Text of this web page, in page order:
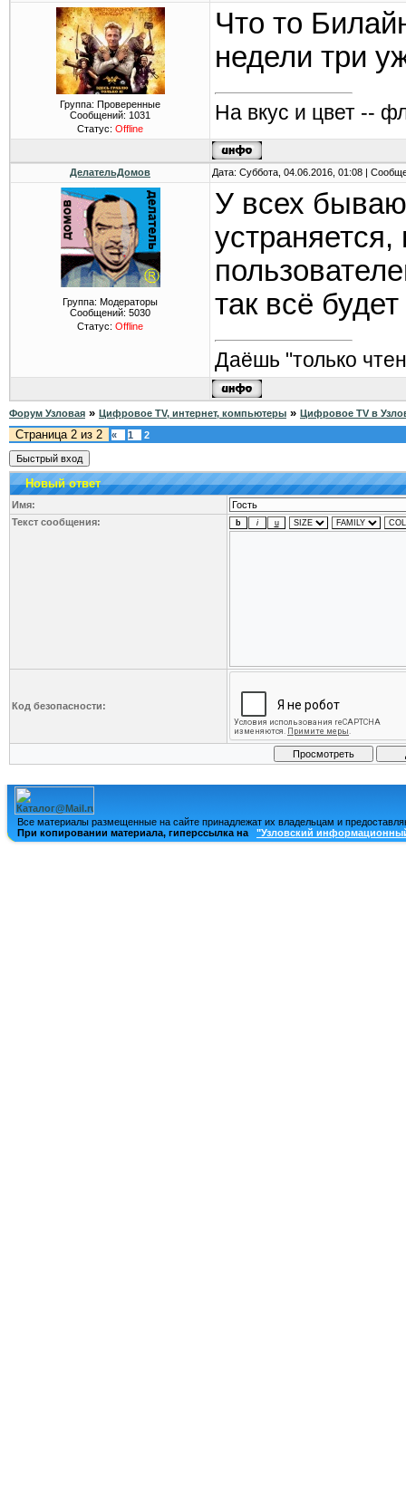
Группа: Проверенные
Сообщений: 1031
Статус: Offline
Что то
недели три
На вкус и цвет --
ДелательДомов Дата: Суббота, 04.06.2016, 01:08 |
Группа: Модераторы
Сообщений: 5030
Статус: Offline
У всех
так всё
Даёшь "только
Форум Узловая » Цифровое TV, интернет, компьютеры » Цифровое TV в
Страница 2 из 2 « 1 2
Новый ответ
Имя:
Текст сообщения:
Код безопасности:
Все материалы размещенные на сайте принадлежат их владельцам и
При копировании материала, гиперссылка на
"Узловский